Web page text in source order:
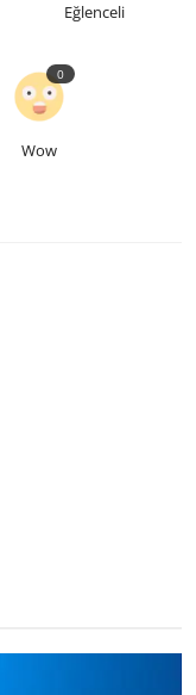
Eğlenceli
Wow
0